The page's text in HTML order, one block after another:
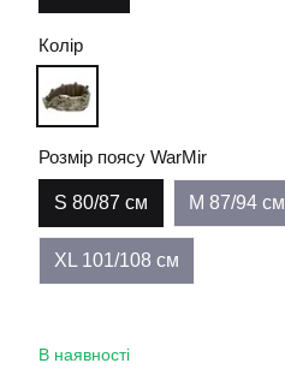
Колір
Розмір поясу WarMir
S 80/87 см M 87/94 см
XL 101/108 см
В наявності